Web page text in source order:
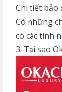
Chi tiết bảo
Có những
có các tính
3. Tại sao